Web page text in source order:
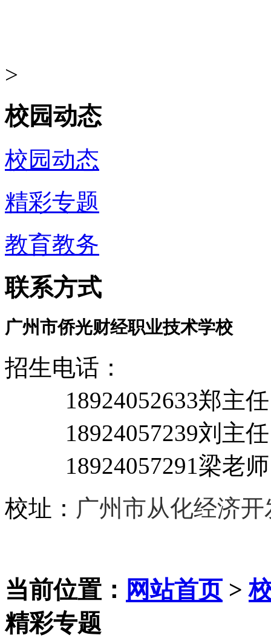
>
校园动态
校园动态
精彩专题
教育教务
联系方式
广州市侨光财经职业技术学校
招生电话：
18924052633郑主
18924057239刘主任
18924057291梁老师
校址： 广州市从化经济
当前位置： 网站首页>
精彩专题